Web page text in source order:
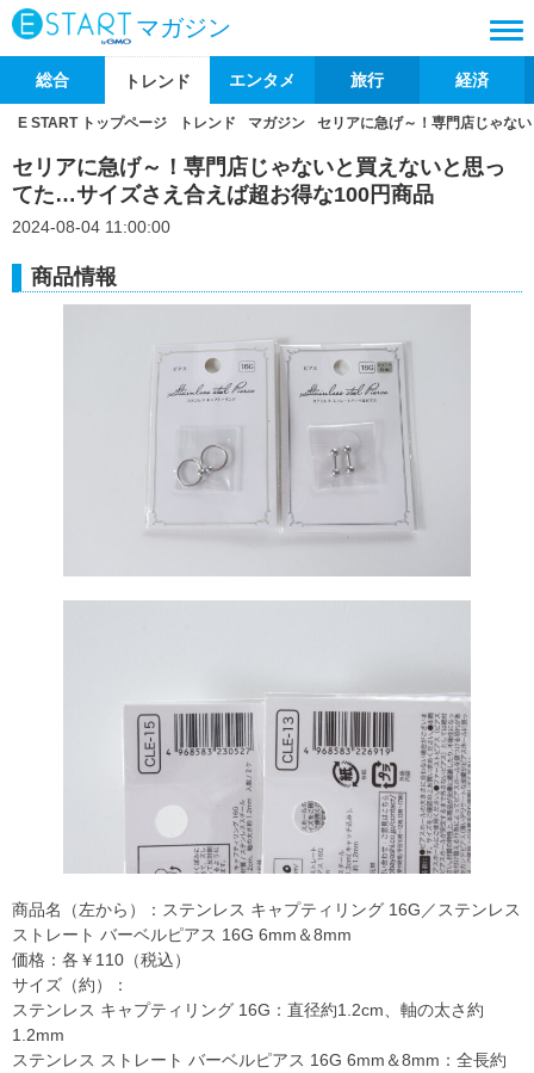
マガジン
総合 トレンド エンタメ 旅行 経済
E START トップページ トレンド マガジン セリアに急げ～！専門店じゃな
セリアに急げ～！専門店じゃないと買えないと思っ
てた…サイズさえ合えば超お得な100円商品
2024-08-04 11:00:00
商品情報
商品名（左から）：ステンレス キャプティリング 16G／ステンレス
ストレート バーベルピアス 16G 6mm＆8mm
価格：各￥110（税込）
サイズ（約）：
ステンレス キャプティリング 16G：直径約1.2cm、軸の太さ約
1.2mm
ステンレス ストレート バーベルピアス 16G 6mm＆8mm：全長約